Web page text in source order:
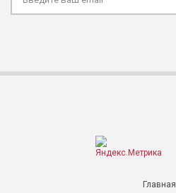
Главная